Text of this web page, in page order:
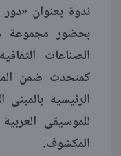
ندوة بعنوان
بحضور مجموعة
الصناعات
كمتحدث ضمن
الرئيسية
المكشوف.